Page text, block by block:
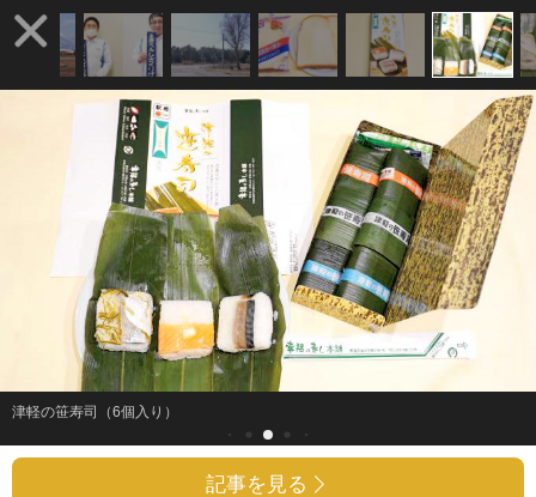
津軽の笹寿司（6個入り）
記事を見る